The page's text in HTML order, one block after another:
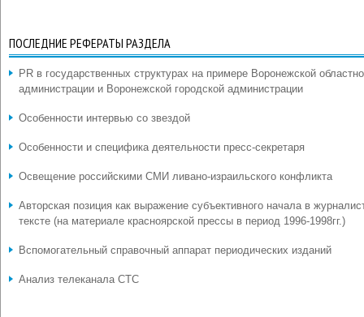
ПОСЛЕДНИЕ РЕФЕРАТЫ РАЗДЕЛА
PR в государственных структурах на примере Воронежской
администрации и Воронежской городской администрации
Особенности интервью со звездой
Особенности и специфика деятельности пресс-секретаря
Освещение российскими СМИ ливано-израильского конфликта
Авторская позиция как выражение субъективного начала в
тексте (на материале красноярской прессы в период 1996-1998гг.)
Вспомогательный справочный аппарат периодических изданий
Анализ телеканала СТС